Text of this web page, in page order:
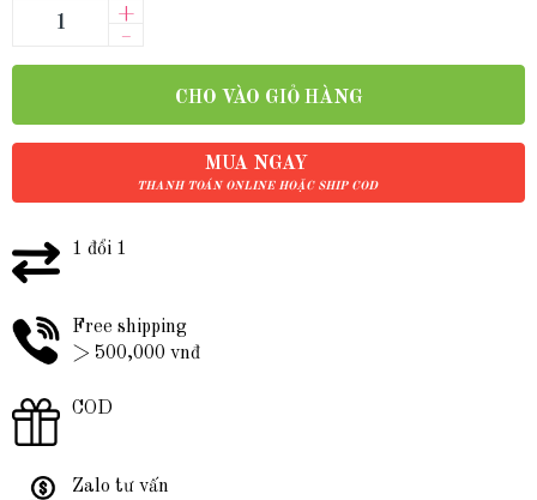
–
+
CHO VÀO GIỎ HÀNG
MUA NGAY
THANH TOÁN ONLINE HOẶC SHIP COD
1 đổi 1
Free shipping
> 500,000 vnđ
COD
Zalo tư vấn